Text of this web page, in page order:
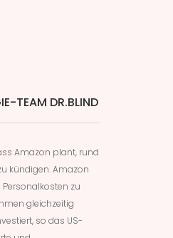
TEAM DR.BLIND
Amazon plant, rund
kündigen. Amazon
zu
gleichzeitig
so das US-